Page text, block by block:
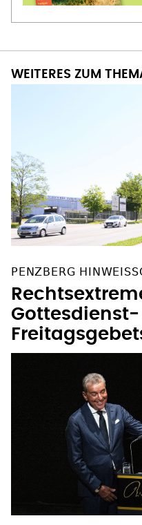
WEITERES ZUM
PENZBERG
Gottesdienst-